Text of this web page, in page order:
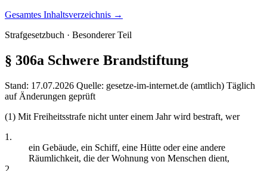
Gesamtes Inhaltsverzeichnis →
Strafgesetzbuch · Besonderer Teil
§ 306a Schwere Brandstiftung
Stand: 17.07.2026 Quelle: gesetze-im-internet.de (amtlich) Täglich
auf Änderungen geprüft
(1) Mit Freiheitsstrafe nicht unter einem Jahr wird bestraft, wer
1.
ein Gebäude, ein Schiff, eine Hütte oder eine andere
Räumlichkeit, die der Wohnung von Menschen dient,
2.